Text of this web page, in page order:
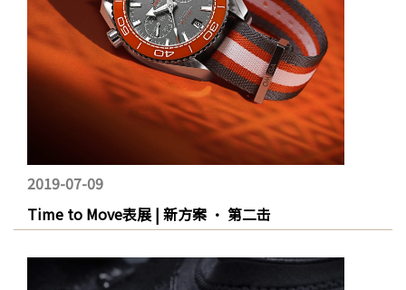
2019-07-09
Time to Move表展 | 新方案 · 第二击